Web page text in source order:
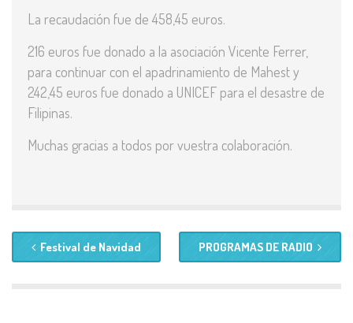
La recaudación fue de 458,45 euros.
216 euros fue donado a la asociación Vicente Ferrer,
para continuar con el apadrinamiento de Mahest y
242,45 euros fue donado a UNICEF para el desastre de
Filipinas.
Muchas gracias a todos por vuestra colaboración.
Festival de Navidad PROGRAMAS DE RADIO